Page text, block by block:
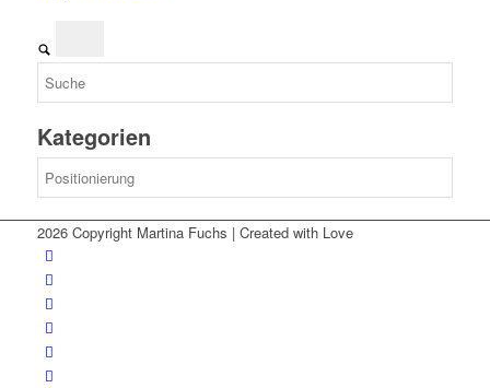
Kategorien
2026 Copyright Martina Fuchs | Created with Love